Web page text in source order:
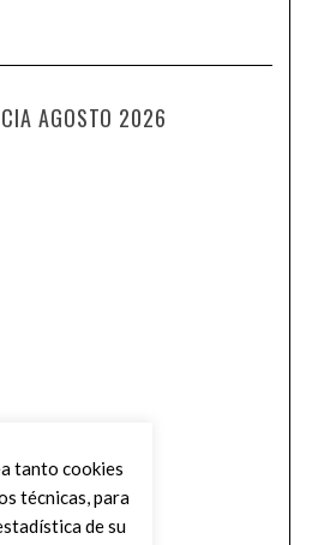
AGOSTO 2026
tanto cookies
técnicas, para
de su